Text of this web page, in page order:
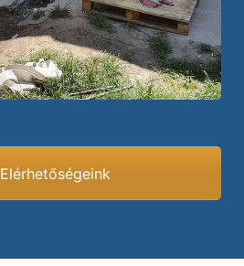
Elérhetőségeink